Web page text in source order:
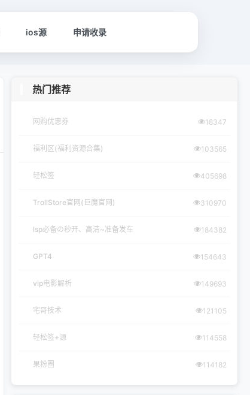
ios源 申请收录
热门推荐
网购优惠券 18347
福利区(福利资源合集) 103565
轻松签 405698
TrollStore官网(巨魔官网) 310970
lsp必备の秒开、高清~准备发车 184382
GPT4 154643
vip电影解析 149693
宅哥技术 121105
轻松签+源 114558
果粉圈 114182